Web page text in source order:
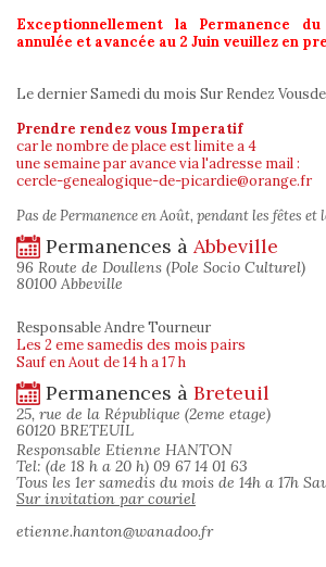
Exceptionnellement la Permanence
annulée et avancée au 2 Juin veuillez en
Le dernier Samedi du mois Sur Rendez Vousde
Prendre rendez vous Imperatif
car le nombre de place est limite a 4
une semaine par avance via l'adresse mail :
cercle-genealogique-de-picardie@orange.fr
Pas de Permanence en Août, pendant les fêtes et
Permanences à Abbeville
96 Route de Doullens (Pole Socio Culturel)
80100 Abbeville
Responsable Andre Tourneur
Les 2 eme samedis des mois pairs
Sauf en Aout de 14 h a 17 h
Permanences à Breteuil
25, rue de la République (2eme etage)
60120 BRETEUIL
Responsable Etienne HANTON
Tel: (de 18 h a 20 h) 09 67 14 01 63
Tous les 1er samedis du mois de 14h a 17h
Sur invitation par couriel
etienne.hanton@wanadoo.fr